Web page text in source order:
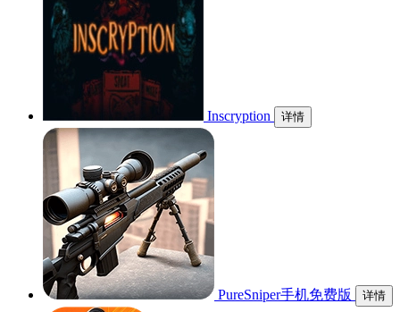
Inscryption 详情
PureSniper手机免费版 详情